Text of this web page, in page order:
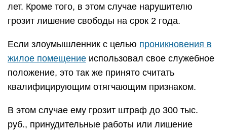
лет. Кроме того, в этом случае нарушителю
грозит лишение свободы на срок 2 года.
Если злоумышленник с целью проникновения в
жилое помещение использовал свое служебное
положение, это так же принято считать
квалифицирующим отягчающим признаком.
В этом случае ему грозит штраф до 300 тыс.
руб., принудительные работы или лишение